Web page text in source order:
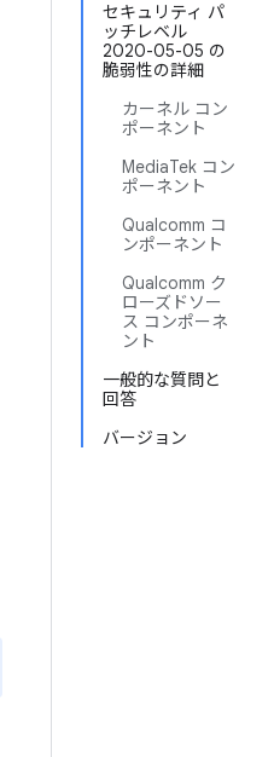
セキュリティ パ
ッチレベル
2020-05-05 の
脆弱性の詳細
カーネル コン
ポーネント
MediaTek コン
ポーネント
Qualcomm コ
ンポーネント
Qualcomm ク
ローズドソー
ス コンポーネ
ント
一般的な質問と
回答
バージョン